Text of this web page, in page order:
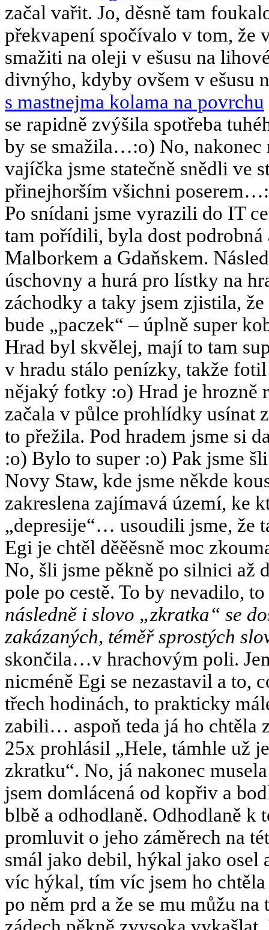
začal vařit. Jo, děsně tam
překvapení spočívalo v tom, že
smažiti na oleji v ešusu na
divnýho, kdyby ovšem v ešusu
s mastnejma kolama na povrchu
se rapidně zvýšila spotřeba
by se smažila…:o) No, nakonec
vajíčka jsme statečně snědli ve
přinejhorším všichni
Po snídani jsme vyrazili do IT
tam pořídili, byla dost
Malborkem a Gdaňskem.
úschovny a hurá pro lístky na
záchodky a taky jsem zjistila,
bude „paczek“ – úplně super
Hrad byl skvělej, mají to tam
v hradu stálo penízky, takže
nějaký fotky :o) Hrad je hrozně
začala v půlce prohlídky usínat
to přežila. Pod hradem jsme si
:o) Bylo to super :o) Pak jsme
Novy Staw, kde jsme někde
zakreslena zajímavá území, ke
„depresije“… usoudili jsme, že
Egi je chtěl děěěsně moc
No, šli jsme pěkně po silnici až
pole po cestě. To by nevadilo,
následně i slovo „zkratka“ se
zakázaných, téměř sprostých
skončila…v hrachovým poli.
nicméně Egi se nezastavil a to,
třech hodinách, to prakticky
zabili… aspoň teda já ho chtěla
25x prohlásil „Hele, támhle už
zkratku“. No, já nakonec
jsem domlácená od kopřiv a
blbě a odhodlaně. Odhodlaně k
promluvit o jeho záměrech na
smál jako debil, hýkal jako osel
víc hýkal, tím víc jsem ho
po něm prd a že se mu můžu